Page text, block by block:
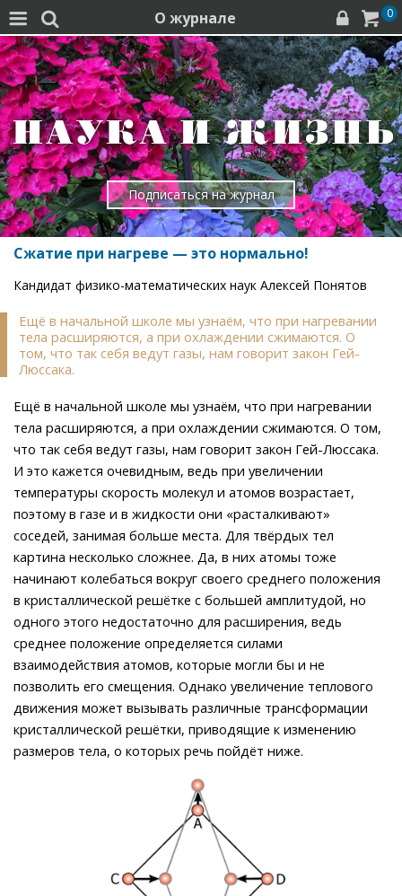
  О журнале   0
Подписаться на журнал
Сжатие при нагреве — это нормально!
Кандидат физико-математических наук Алексей Понятов
Ещё в начальной школе мы узнаём, что при нагревании
тела расширяются, а при охлаждении сжимаются. О
том, что так себя ведут газы, нам говорит закон Гей-
Люссака.
Ещё в начальной школе мы узнаём, что при нагревании
тела расширяются, а при охлаждении сжимаются. О том,
что так себя ведут газы, нам говорит закон Гей-Люссака.
И это кажется очевидным, ведь при увеличении
температуры скорость молекул и атомов возрастает,
поэтому в газе и в жидкости они «расталкивают»
соседей, занимая больше места. Для твёрдых тел
картина несколько сложнее. Да, в них атомы тоже
начинают колебаться вокруг своего среднего положения
в кристаллической решётке с большей амплитудой, но
одного этого недостаточно для расширения, ведь
среднее положение определяется силами
взаимодействия атомов, которые могли бы и не
позволить его смещения. Однако увеличение теплового
движения может вызывать различные трансформации
кристаллической решётки, приводящие к изменению
размеров тела, о которых речь пойдёт ниже.